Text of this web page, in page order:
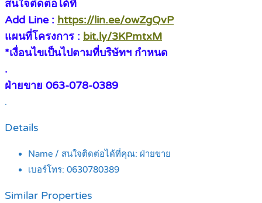
สนใจติดต่อได้ที่
Add Line : https://lin.ee/owZgQvP
แผนที่โครงการ : bit.ly/3KPmtxM
*เงื่อนไขเป็นไปตามที่บริษัทฯ กำหนด
.
ฝ่ายขาย 063-078-0389
.
Details
Name / สนใจติดต่อได้ที่คุณ: ฝ่ายขาย
เบอร์โทร: 0630780389
Similar Properties